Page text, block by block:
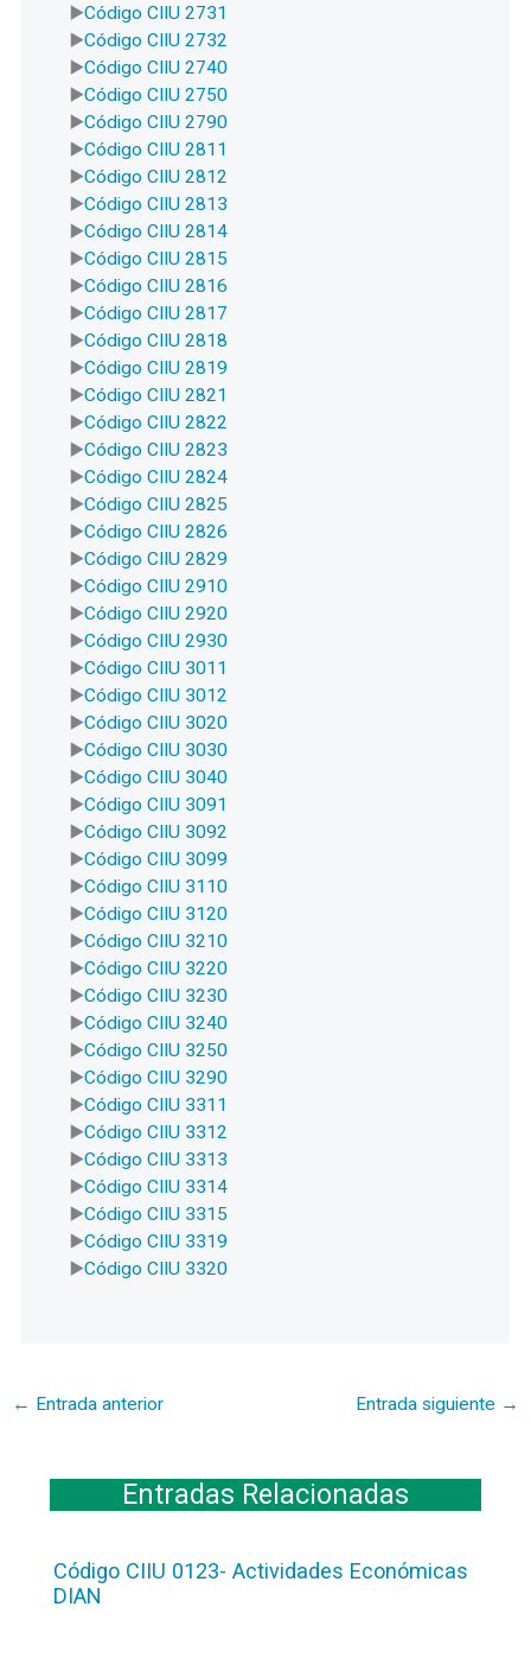
Código CIIU 2731
Código CIIU 2732
Código CIIU 2740
Código CIIU 2750
Código CIIU 2790
Código CIIU 2811
Código CIIU 2812
Código CIIU 2813
Código CIIU 2814
Código CIIU 2815
Código CIIU 2816
Código CIIU 2817
Código CIIU 2818
Código CIIU 2819
Código CIIU 2821
Código CIIU 2822
Código CIIU 2823
Código CIIU 2824
Código CIIU 2825
Código CIIU 2826
Código CIIU 2829
Código CIIU 2910
Código CIIU 2920
Código CIIU 2930
Código CIIU 3011
Código CIIU 3012
Código CIIU 3020
Código CIIU 3030
Código CIIU 3040
Código CIIU 3091
Código CIIU 3092
Código CIIU 3099
Código CIIU 3110
Código CIIU 3120
Código CIIU 3210
Código CIIU 3220
Código CIIU 3230
Código CIIU 3240
Código CIIU 3250
Código CIIU 3290
Código CIIU 3311
Código CIIU 3312
Código CIIU 3313
Código CIIU 3314
Código CIIU 3315
Código CIIU 3319
Código CIIU 3320
← Entrada anterior Entrada siguiente →
Entradas Relacionadas
Código CIIU 0123- Actividades Económicas
DIAN